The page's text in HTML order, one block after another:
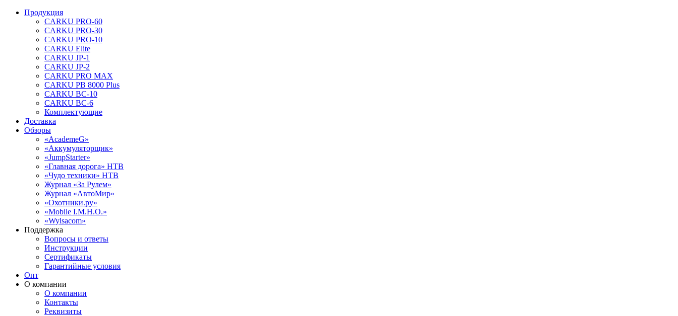
Продукция
CARKU PRO-60
CARKU PRO-30
CARKU PRO-10
CARKU Elite
CARKU JP-1
CARKU JP-2
CARKU PRO MAX
CARKU PB 8000 Plus
CARKU BC-10
CARKU BC-6
Комплектующие
Доставка
Обзоры
«AcademeG»
«Аккумуляторщик»
«JumpStarter»
«Главная дорога» НТВ
«Чудо техники» НТВ
Журнал «За Рулем»
Журнал «АвтоМир»
«Охотники.ру»
«Mobile I.M.H.O.»
«Wylsacom»
Поддержка
Вопросы и ответы
Инструкции
Сертификаты
Гарантийные условия
Опт
О компании
О компании
Контакты
Реквизиты